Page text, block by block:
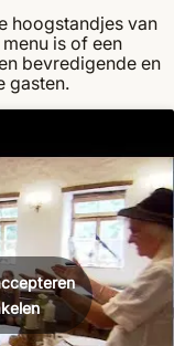
hoogstandjes van
is of een
bevredigende en
gasten.